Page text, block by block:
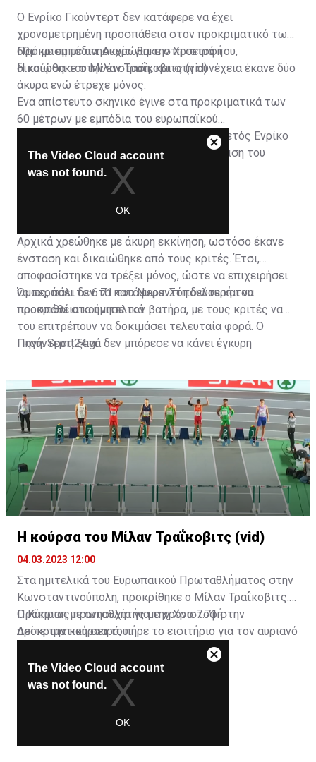
Ο Ενρίκο Γκούντερτ δεν κατάφερε να έχει
χρονομετρημένη προσπάθεια στον προκριματικό των
60μ. με εμπόδια. Ακυρώθηκε στη σειρά του,
δικαιώθηκε στην ένσταση, και στη συνέχεια έκανε δύο
άκυρα ενώ έτρεχε μόνος.
Πρόκριση με ανησυχία για την Χριστοφή
Η κούρσα του Μίλαν Τραΐκοβιτς (vid)
Ένα απίστευτο σκηνικό έγινε στα προκριματικά των
60 μέτρων με εμπόδια του ευρωπαϊκού
πρωταθλήματος κλειστού στίβου. Ο Ελβετός Ενρίκο
Γκούντερτ, ο οποίος απείλησε την πρόκριση του
Νυφαντόπουλου, δεν κατάφερε να έχει
χρονομετρημένο χρόνο.
Αρχικά χρεώθηκε με άκυρη εκκίνηση, ωστόσο έκανε
ένσταση και δικαιώθηκε από τους κριτές. Έτσι,
αποφασίστηκε να τρέξει μόνος, ώστε να επιχειρήσει
να περάσει το 6.71 του Νυφαντόπουλου και να
προκριθεί στα ημιτελικά.
Όμως, πάλι δεν τα κατάφερε. Στη δεύτερή του
προσπάθεια κούνησε τον βατήρα, με τους κριτές να
του επιτρέπουν να δοκιμάσει τελευταία φορά. Ο
Γκούντερτ, ξανά δεν μπόρεσε να κάνει έγκυρη
Πηγή: Sport24.gr
Η κούρσα του Μίλαν Τραΐκοβιτς (vid)
04.03.2023 12:00
Στα ημιτελικά του Ευρωπαϊκού Πρωταθλήματος στην
Κωνσταντινούπολη, προκρίθηκε ο Μίλαν Τραΐκοβιτς.
Ο Κύπριος πρωταθλητής με χρόνο 7.71 στην
προκριματική σειρά, πήρε το εισιτήριο για τον αυριανό
Πρόκριση με ανησυχία για την Χριστοφή
Δείτε την κούρσα του: